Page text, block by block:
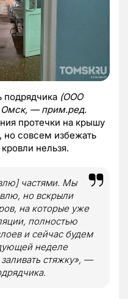
подрядчика (ООО
Омск, — прим.ред.
протечки на крышу
но совсем избежать
нельзя.
частями. Мы
но вскрыли
на которые уже
полностью
и сейчас будем
неделе
стяжку», —